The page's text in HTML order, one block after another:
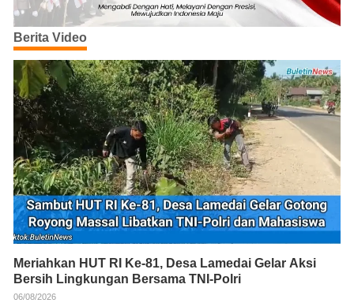
Berita Video
Meriahkan HUT RI Ke-81, Desa Lamedai Gelar Aksi
Bersih Lingkungan Bersama TNI-Polri
06/08/2026